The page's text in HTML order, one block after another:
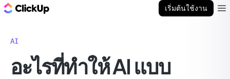
เริ่มต้นใช้งาน
AI
อะไรที่ทำให้ AI แบบ